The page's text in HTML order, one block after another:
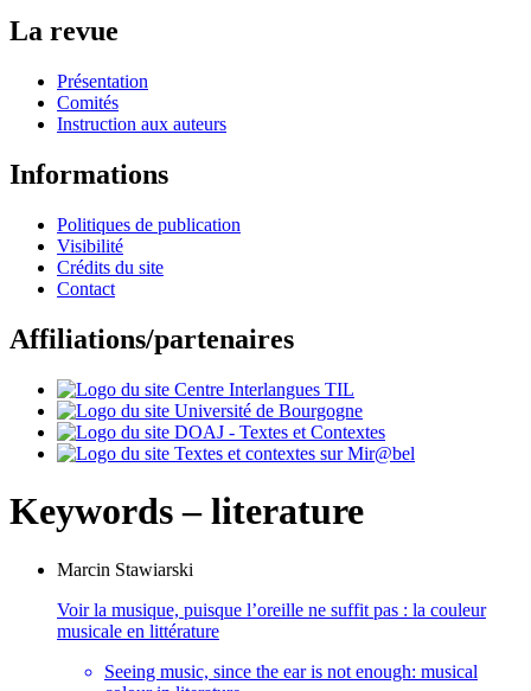
La revue
Présentation
Comités
Instruction aux auteurs
Informations
Politiques de publication
Visibilité
Crédits du site
Contact
Affiliations/partenaires
Keywords – literature
Marcin Stawiarski
Voir la musique, puisque l’oreille ne suffit pas : la couleur
musicale en littérature
Seeing music, since the ear is not enough: musical